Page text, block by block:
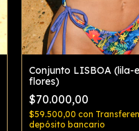
Conjunto LISBOA (lila-
flores)
$70.000,00
$59.500,00con
depósito bancario